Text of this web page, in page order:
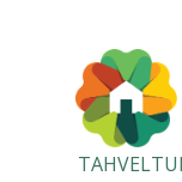
TAHVEL